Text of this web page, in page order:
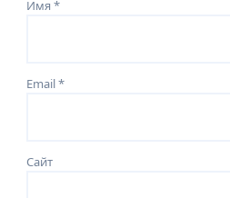
Имя*
Email*
Сайт